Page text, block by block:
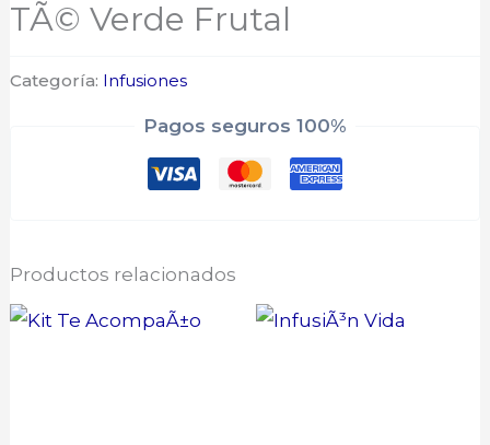
TÃ© Verde Frutal
Categoría: Infusiones
Pagos seguros 100%
Productos relacionados